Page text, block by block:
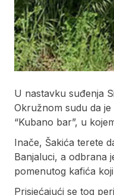
U nastavku suđenja
Okružnom sudu da
“Kubano bar”, u
Inače, Šakića terete
Banjaluci, a odbrana
pomenutog kafića
Prisjećajući se tog